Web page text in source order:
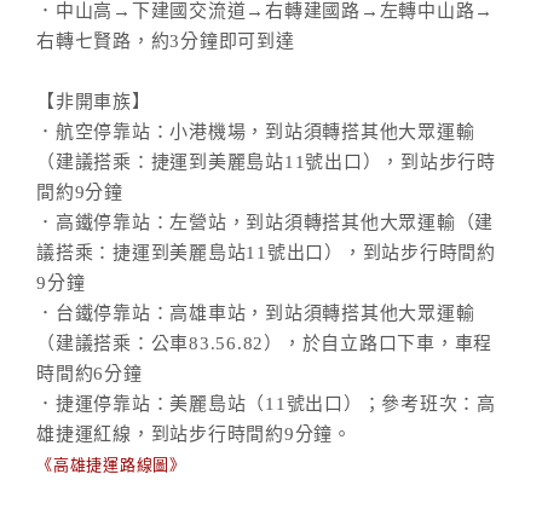
．中山高→下建國交流道→右轉建國路→左轉中山路→
右轉七賢路，約3分鐘即可到達
【非開車族】
．航空停靠站：小港機場，到站須轉搭其他大眾運輸
（建議搭乘：捷運到美麗島站11號出口），到站步行時
間約9分鐘
．高鐵停靠站：左營站，到站須轉搭其他大眾運輸（建
議搭乘：捷運到美麗島站11號出口），到站步行時間約
9分鐘
．台鐵停靠站：高雄車站，到站須轉搭其他大眾運輸
（建議搭乘：公車83.56.82），於自立路口下車，車程
時間約6分鐘
．捷運停靠站：美麗島站（11號出口）；參考班次：高
雄捷運紅線，到站步行時間約9分鐘。
《高雄捷運路線圖》